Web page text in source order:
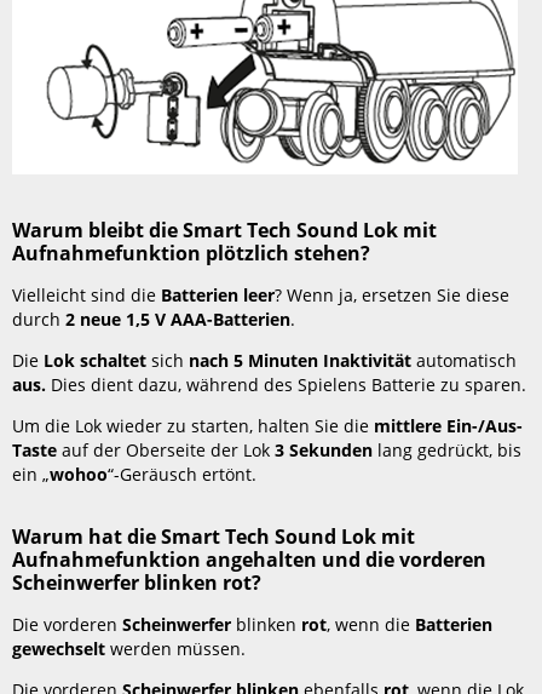
Aufnahmefunktion
aktualisieren?
Sind
Smart
Smart
Tech
Sound
Produkten
Sind
Smart
Tech
Sound
Produkte
BRIO
World
Eisenbahnsystem
Wie
ich
Warum bleibt die Smart Tech Sound Lok mit
Aufnahmefunktion plötzlich stehen?
Vielleicht sind die Batterien leer? Wenn ja, ersetzen Sie diese
durch 2 neue 1,5 V AAA-Batterien.
Die Lok schaltetsich nach 5 Minuten Inaktivitätautomatisch
aus. Dies dient dazu, während des Spielens Batterie zu sparen.
Um die Lok wieder zu starten, halten Sie die mittlere Ein-/Aus-
Tasteauf der Oberseite der Lok 3 Sekunden lang gedrückt, bis
ein „wohoo“-Geräusch ertönt.
Warum hat die Smart Tech Sound Lok mit
Aufnahmefunktion angehalten und die vorderen
Scheinwerfer blinken rot?
Die vorderenScheinwerfer blinken rot, wenn die Batterien
gewechselt werden müssen.